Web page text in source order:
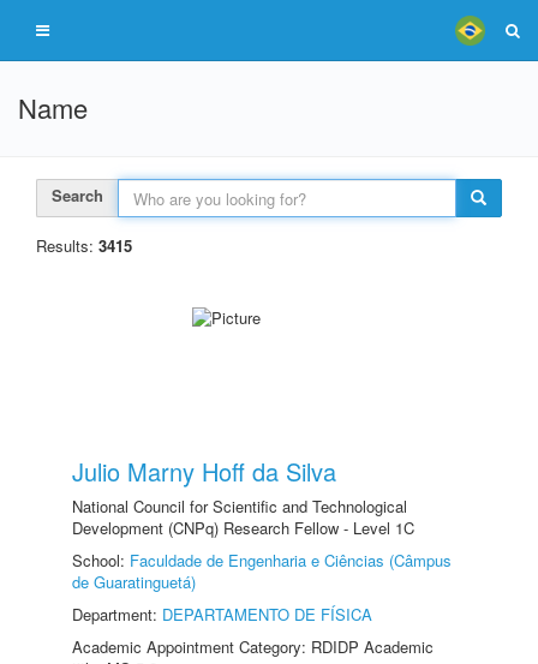
Name
Search
Results: 3415
Julio Marny Hoff da Silva
National Council for Scientific and Technological
Development (CNPq) Research Fellow - Level 1C
School: Faculdade de Engenharia e Ciências (Câmpus
de Guaratinguetá)
Department: DEPARTAMENTO DE FÍSICA
Academic Appointment Category: RDIDP Academic